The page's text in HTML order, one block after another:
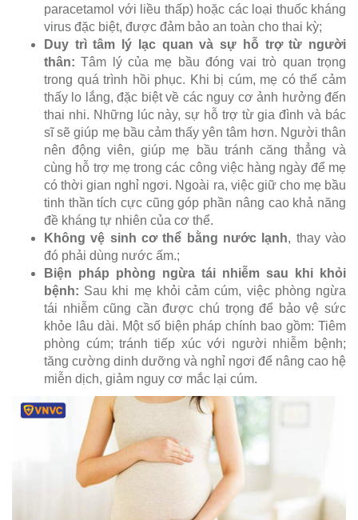
paracetamol với liều thấp) hoặc các loại thuốc kháng
virus đặc biệt, được đảm bảo an toàn cho thai kỳ;
Duy trì tâm lý lạc quan và sự hỗ trợ từ người
thân: Tâm lý của mẹ bầu đóng vai trò quan trọng
trong quá trình hồi phục. Khi bị cúm, mẹ có thể cảm
thấy lo lắng, đặc biệt về các nguy cơ ảnh hưởng đến
thai nhi. Những lúc này, sự hỗ trợ từ gia đình và bác
sĩ sẽ giúp mẹ bầu cảm thấy yên tâm hơn. Người thân
nên động viên, giúp mẹ bầu tránh căng thẳng và
cùng hỗ trợ mẹ trong các công việc hàng ngày để mẹ
có thời gian nghỉ ngơi. Ngoài ra, việc giữ cho mẹ bầu
tinh thần tích cực cũng góp phần nâng cao khả năng
đề kháng tự nhiên của cơ thể.
Không vệ sinh cơ thể bằng nước lạnh, thay vào
đó phải dùng nước ấm.;
Biện pháp phòng ngừa tái nhiễm sau khi khỏi
bệnh: Sau khi mẹ khỏi cảm cúm, việc phòng ngừa
tái nhiễm cũng cần được chú trọng để bảo vệ sức
khỏe lâu dài. Một số biện pháp chính bao gồm: Tiêm
phòng cúm; tránh tiếp xúc với người nhiễm bệnh;
tăng cường dinh dưỡng và nghỉ ngơi để nâng cao hệ
miễn dịch, giảm nguy cơ mắc lại cúm.